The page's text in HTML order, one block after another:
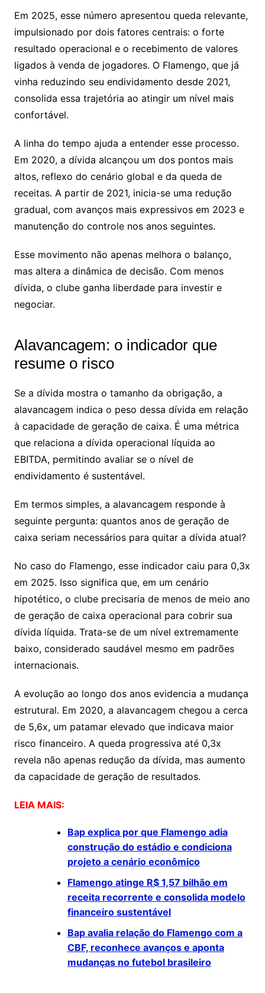
Em 2025, esse número apresentou queda relevante,
impulsionado por dois fatores centrais: o forte
resultado operacional e o recebimento de valores
ligados à venda de jogadores. O Flamengo, que já
vinha reduzindo seu endividamento desde 2021,
consolida essa trajetória ao atingir um nível mais
confortável.
A linha do tempo ajuda a entender esse processo.
Em 2020, a dívida alcançou um dos pontos mais
altos, reflexo do cenário global e da queda de
receitas. A partir de 2021, inicia-se uma redução
gradual, com avanços mais expressivos em 2023 e
manutenção do controle nos anos seguintes.
Esse movimento não apenas melhora o balanço,
mas altera a dinâmica de decisão. Com menos
dívida, o clube ganha liberdade para investir e
negociar.
Alavancagem: o indicador que
resume o risco
Se a dívida mostra o tamanho da obrigação, a
alavancagem indica o peso dessa dívida em relação
à capacidade de geração de caixa. É uma métrica
que relaciona a dívida operacional líquida ao
EBITDA, permitindo avaliar se o nível de
endividamento é sustentável.
Em termos simples, a alavancagem responde à
seguinte pergunta: quantos anos de geração de
caixa seriam necessários para quitar a dívida atual?
No caso do Flamengo, esse indicador caiu para 0,3x
em 2025. Isso significa que, em um cenário
hipotético, o clube precisaria de menos de meio ano
de geração de caixa operacional para cobrir sua
dívida líquida. Trata-se de um nível extremamente
baixo, considerado saudável mesmo em padrões
internacionais.
A evolução ao longo dos anos evidencia a mudança
estrutural. Em 2020, a alavancagem chegou a cerca
de 5,6x, um patamar elevado que indicava maior
risco financeiro. A queda progressiva até 0,3x
revela não apenas redução da dívida, mas aumento
da capacidade de geração de resultados.
LEIA MAIS:
Bap explica por que Flamengo adia
construção do estádio e condiciona
projeto a cenário econômico
Flamengo atinge R$ 1,57 bilhão em
receita recorrente e consolida modelo
financeiro sustentável
Bap avalia relação do Flamengo com a
CBF, reconhece avanços e aponta
mudanças no futebol brasileiro